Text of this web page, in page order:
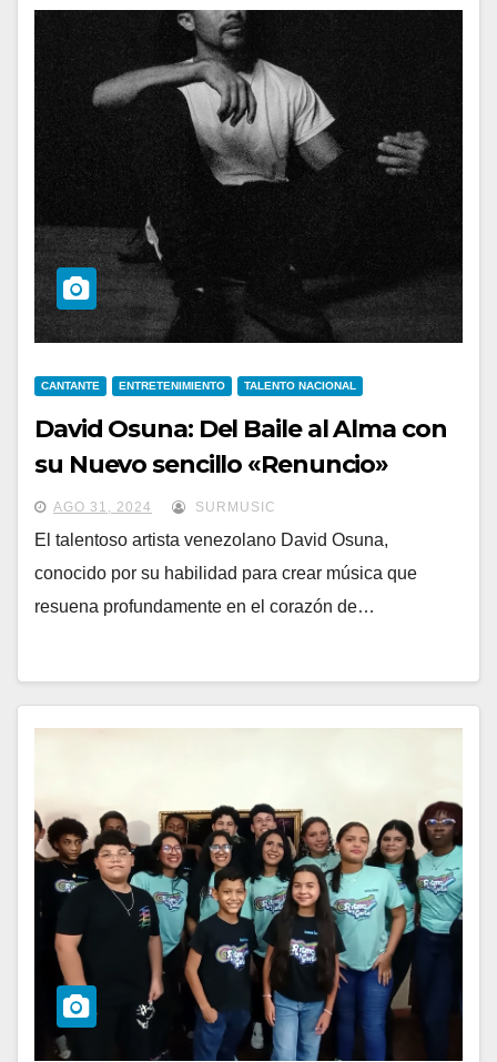
CANTANTE ENTRETENIMIENTO TALENTO NACIONAL
David Osuna: Del Baile al Alma con
su Nuevo sencillo «Renuncio»
AGO 31, 2024 SURMUSIC
El talentoso artista venezolano David Osuna,
conocido por su habilidad para crear música que
resuena profundamente en el corazón de…